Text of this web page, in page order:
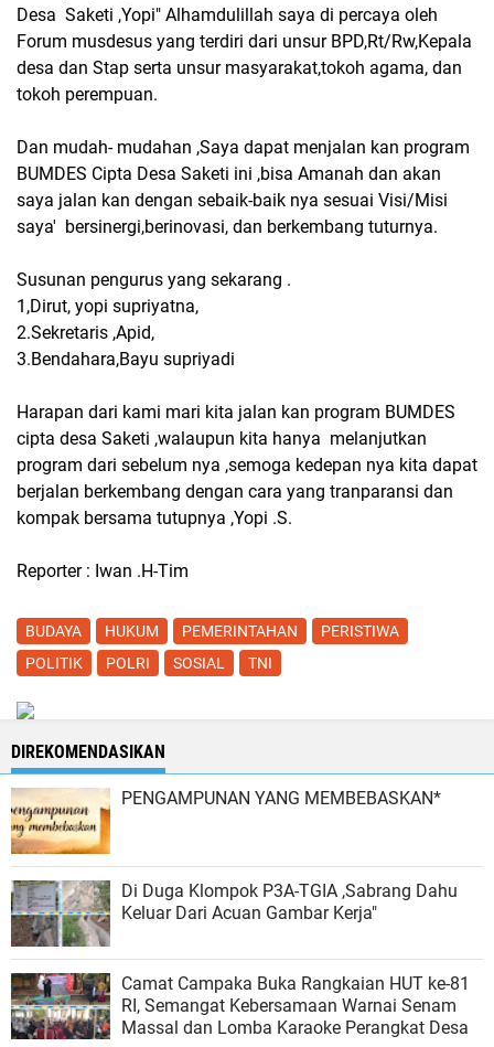
Desa Saketi ,Yopi" Alhamdulillah saya di percaya oleh
Forum musdesus yang terdiri dari unsur BPD,Rt/Rw,Kepala
desa dan Stap serta unsur masyarakat,tokoh agama, dan
tokoh perempuan.
Dan mudah- mudahan ,Saya dapat menjalan kan program
BUMDES Cipta Desa Saketi ini ,bisa Amanah dan akan
saya jalan kan dengan sebaik-baik nya sesuai Visi/Misi
saya' bersinergi,berinovasi, dan berkembang tuturnya.
Susunan pengurus yang sekarang .
1,Dirut, yopi supriyatna,
2.Sekretaris ,Apid,
3.Bendahara,Bayu supriyadi
Harapan dari kami mari kita jalan kan program BUMDES
cipta desa Saketi ,walaupun kita hanya melanjutkan
program dari sebelum nya ,semoga kedepan nya kita dapat
berjalan berkembang dengan cara yang tranparansi dan
kompak bersama tutupnya ,Yopi .S.
Reporter : Iwan .H-Tim
BUDAYA HUKUM PEMERINTAHAN
PERISTIWA
POLITIK
POLRI SOSIAL TNI
DIREKOMENDASIKAN
PENGAMPUNAN YANG MEMBEBASKAN*
Di Duga Klompok P3A-TGIA ,Sabrang Dahu
Keluar Dari Acuan Gambar Kerja"
Camat Campaka Buka Rangkaian HUT ke-81
RI, Semangat Kebersamaan Warnai Senam
Massal dan Lomba Karaoke Perangkat Desa